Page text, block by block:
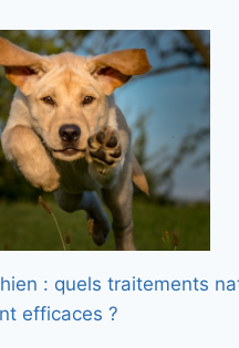
: quels traitements
efficaces ?